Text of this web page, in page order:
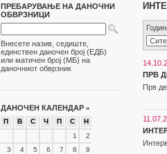
ПРЕБАРУВАЊЕ НА ДАНОЧНИ
ОБВРЗНИЦИ
Внесете назив, седиште,
единствен даночен број (ЕДБ)
или матичен број (МБ) на
даночниот обврзник
ДАНОЧЕН КАЛЕНДАР »
П В С Ч П С
Н
1
2
3
4 5 6 7 8
9
ПРВ
Прв